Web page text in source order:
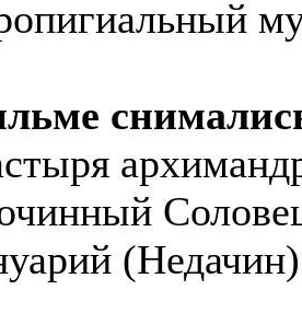
(Недачин)